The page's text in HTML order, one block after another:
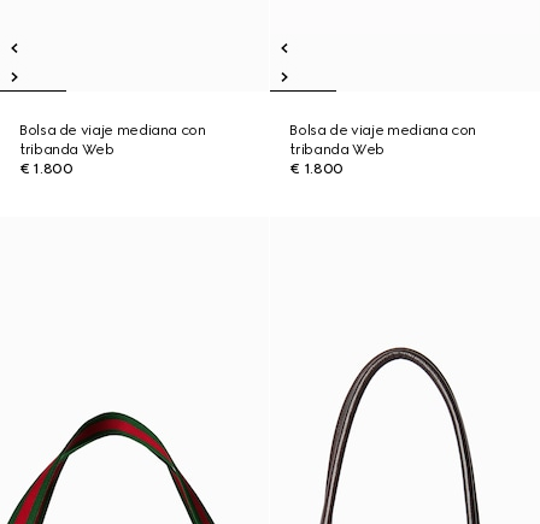
Bolsa de viaje mediana con
tribanda Web
€ 1.800
Bolsa de viaje mediana con
tribanda Web
€ 1.800